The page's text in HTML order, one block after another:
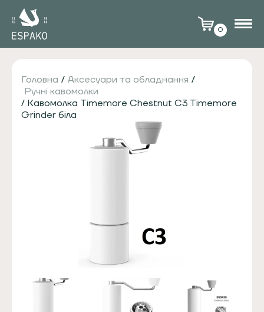
0
Головна / Аксесуари та обладнання /
Ручні кавомолки
/ Кавомолка Timemore Chestnut C3 Timemore
Grinder біла